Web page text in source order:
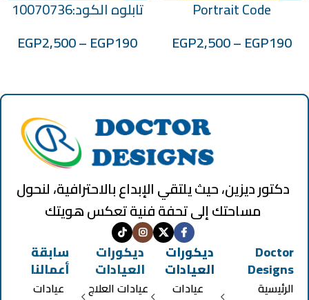
Portrait Code
EGP190
–
EGP2,500
تابلوه الكود:10070736
EGP190
–
EGP2,500
دكتور ديزين، حيث يلتقي الإبداع بالاحترافية، لنحول
مساحتك إلى تحفة فنية تعكس هويتك
Doctor
Designs
الرئيسية
ديكورات
العيادات
عيادات
ديكورات
العيادات
عيادات العلاج
سابقة
أعمالنا
عيادات